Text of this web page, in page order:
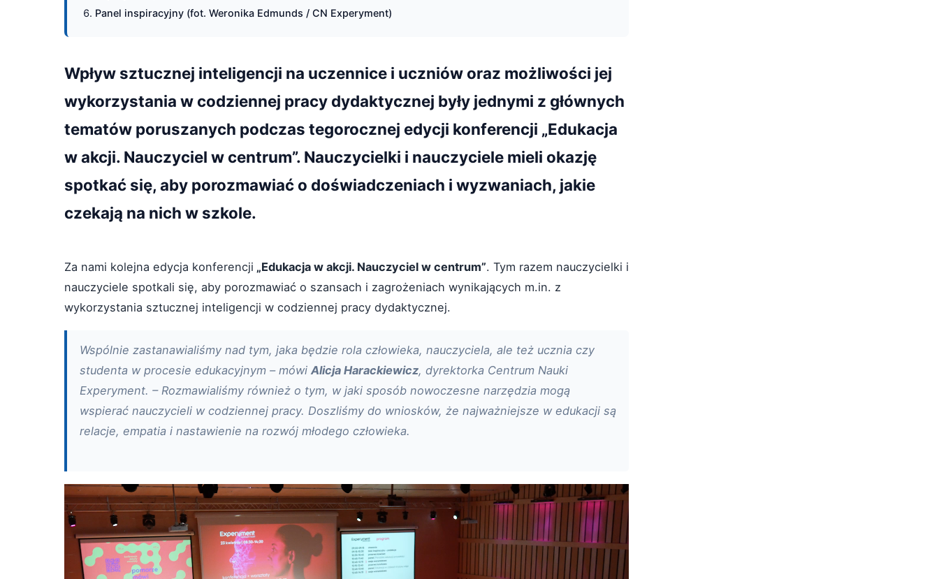
Panel inspiracyjny (fot. Weronika Edmunds / CN Experyment)
Wpływ sztucznej inteligencji na uczennice i uczniów oraz możliwości jej
wykorzystania w codziennej pracy dydaktycznej były jednymi z głównych
tematów poruszanych podczas tegorocznej edycji konferencji „Edukacja
w akcji. Nauczyciel w centrum”. Nauczycielki i nauczyciele mieli okazję
spotkać się, aby porozmawiać o doświadczeniach i wyzwaniach, jakie
czekają na nich w szkole.
Za nami kolejna edycja konferencji „Edukacja w akcji. Nauczyciel w centrum”. Tym razem nauczycielki i
nauczyciele spotkali się, aby porozmawiać o szansach i zagrożeniach wynikających m.in. z
wykorzystania sztucznej inteligencji w codziennej pracy dydaktycznej.
Wspólnie zastanawialiśmy nad tym, jaka będzie rola człowieka, nauczyciela, ale też ucznia czy
studenta w procesie edukacyjnym – mówi Alicja Harackiewicz, dyrektorka Centrum Nauki
Experyment. – Rozmawialiśmy również o tym, w jaki sposób nowoczesne narzędzia mogą
wspierać nauczycieli w codziennej pracy. Doszliśmy do wniosków, że najważniejsze w edukacji są
relacje, empatia i nastawienie na rozwój młodego człowieka.